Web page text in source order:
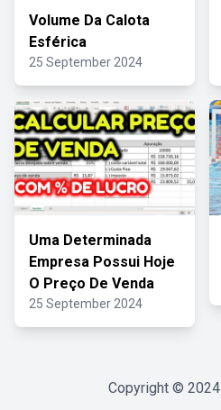
Volume Da Calota
Esférica
25 September 2024
Uma Determinada
Empresa Possui Hoje
O Preço De Venda
25 September 2024
Copyright © 2024